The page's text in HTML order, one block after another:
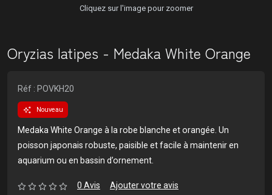
Cliquez sur l'image pour zoomer
Oryzias latipes - Medaka White Orange
Réf : POVKH20
Nouveau
Medaka White Orange à la robe blanche et orangée. Un
poisson japonais robuste, paisible et facile à maintenir en
aquarium ou en bassin d’ornement.
0 Avis Ajouter votre avis